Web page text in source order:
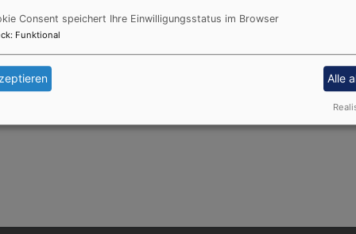
Consent speichert Ihre Einwilligungsstatus im Browser
: Funktional
Alle